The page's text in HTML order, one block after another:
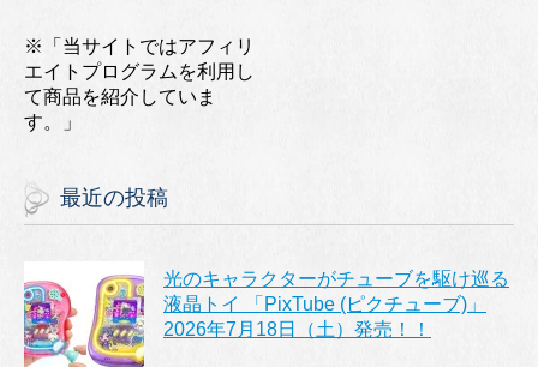
※「当サイトではアフィリ
エイトプログラムを利用し
て商品を紹介していま
す。」
最近の投稿
光のキャラクターがチューブを駆け巡る
液晶トイ 「PixTube (ピクチューブ)」
2026年7月18日（土）発売！！